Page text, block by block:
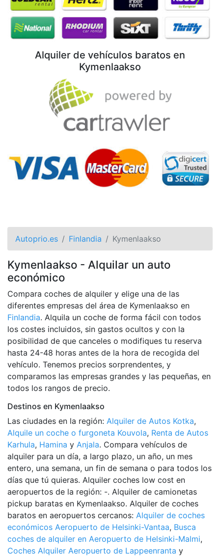
Alquiler de vehículos baratos en
Kymenlaakso
Autoprio.es Finlandia Kymenlaakso
Kymenlaakso - Alquilar un auto
económico
Compara coches de alquiler y elige una de las
diferentes empresas del área de Kymenlaakso en
Finlandia. Alquila un coche de forma fácil con todos
los costes incluidos, sin gastos ocultos y con la
posibilidad de que canceles o modifiques tu reserva
hasta 24-48 horas antes de la hora de recogida del
vehículo. Tenemos precios sorprendentes, y
comparamos las empresas grandes y las pequeñas, en
todos los rangos de precio.
Destinos en Kymenlaakso
Las ciudades en la región: Alquiler de Autos Kotka,
Alquile un coche o furgoneta Kouvola, Renta de Autos
Karhula, Hamina y Anjala. Compara vehículos de
alquiler para un día, a largo plazo, un año, un mes
entero, una semana, un fin de semana o para todos los
días que tú quieras. Alquiler coches low cost en
aeropuertos de la región: -. Alquiler de camionetas
pickup baratas en Kymenlaakso. Alquiler de coches
baratos en aeropuertos cercanos: Alquiler de coches
económicos Aeropuerto de Helsinki-Vantaa, Busca
coches de alquiler en Aeropuerto de Helsinki-Malmi,
Coches Alquiler Aeropuerto de Lappeenranta y